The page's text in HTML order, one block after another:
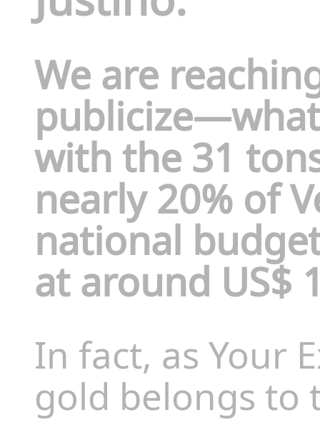
We are
with the 31
nearly 20% of
national
at around US$
In fact, as Your
gold belongs to